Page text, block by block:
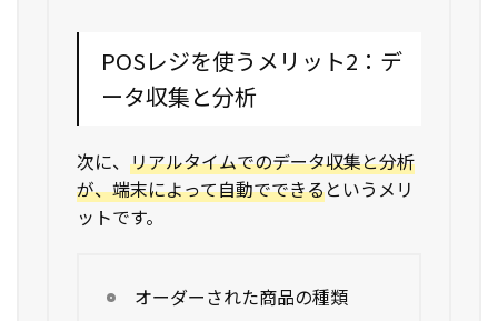
POSレジを使うメリット2：デ
ータ収集と分析
次に、 リアルタイムでのデータ収集と分析
が、端末によって自動でできるというメリ
ットです。
オーダーされた商品の種類